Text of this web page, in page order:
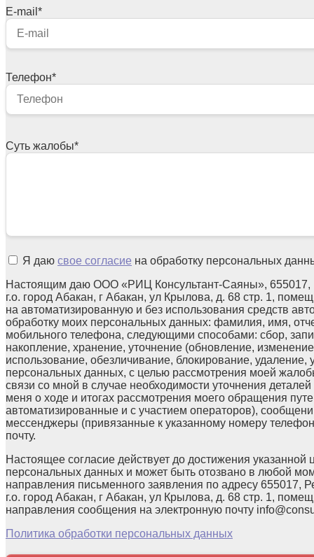
E-mail *
Телефон*
Суть жалобы*
Я даю свое согласие на обработку персональных
Настоящим даю ООО «РИЦ Консультант-Саяны», 655017,
г.о. город Абакан, г Абакан, ул Крылова, д. 68 стр. 1,
на автоматизированную и без использования средств
обработку моих персональных данных: фамилия, имя,
мобильного телефона, следующими способами: сбор,
накопление, хранение, уточнение (обновление,
использование, обезличивание, блокирование, удаление,
персональных данных, с целью рассмотрения моей
связи со мной в случае необходимости уточнения
меня о ходе и итогах рассмотрения моего обращения
автоматизированные и с участием операторов),
мессенджеры (привязанные к указанному номеру
почту.
Настоящее согласие действует до достижения указанной
персональных данных и может быть отозвано в любой
направления письменного заявления по адресу 655017,
г.о. город Абакан, г Абакан, ул Крылова, д. 68 стр. 1,
направления сообщения на электронную почту
Политика обработки персональных данных